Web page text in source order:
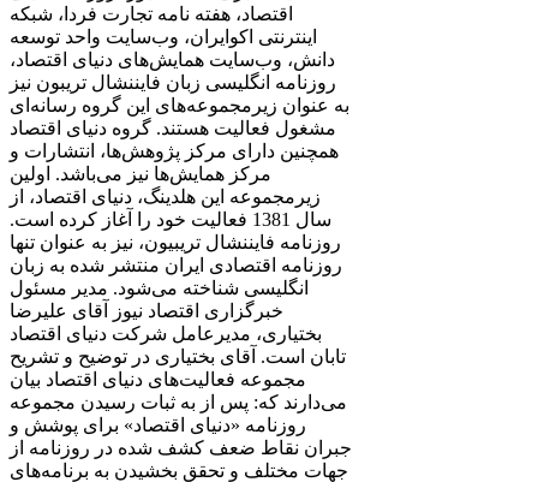
اقتصاد، هفته ‌نامه تجارت فردا، شبکه
اینترنتی اکوایران، وب‌سایت واحد توسعه
دانش، وب‌سایت همایش‌های دنیای اقتصاد،
روزنامه انگلیسی ‌زبان فایننشال تریبون نیز
به عنوان زیرمجموعه‌های این گروه رسانه‌ای
مشغول فعالیت هستند. گروه دنیای اقتصاد
همچنین دارای مرکز پژوهش‌ها، انتشارات و
مرکز همایش‌ها نیز می‌باشد. اولین
زیرمجموعه این هلدینگ، دنیای اقتصاد، از
سال 1381 فعالیت خود را آغاز کرده است.
روزنامه فایننشال تریبیون، نیز به عنوان تنها
روزنامه اقتصادی ایران منتشر شده به زبان
انگلیسی شناخته می‌شود. مدیر مسئول
خبرگزاری اقتصاد نیوز آقای علیرضا
بختیاری، مدیرعامل شرکت دنیای اقتصاد
تابان است. آقای بختیاری در توضیح و تشریح
مجموعه فعالیت‌های دنیای اقتصاد بیان
می‌دارند که: پس از به ثبات رسیدن مجموعه
روزنامه «دنیای اقتصاد» برای پوشش و
جبران نقاط ضعف کشف شده در روزنامه از
جهات مختلف و تحقق بخشیدن به برنامه‌های